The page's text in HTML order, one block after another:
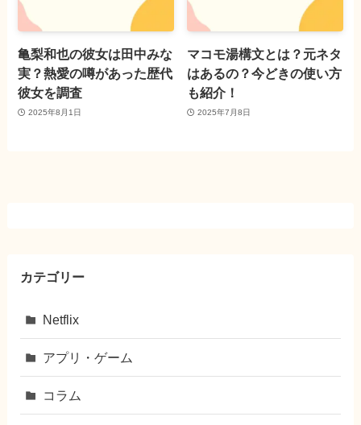
亀梨和也の彼女は田中みな
実？熱愛の噂があった歴代
彼女を調査
2025年8月1日
マコモ湯構文とは？元ネタ
はあるの？今どきの使い方
も紹介！
2025年7月8日
カテゴリー
Netflix
アプリ・ゲーム
コラム